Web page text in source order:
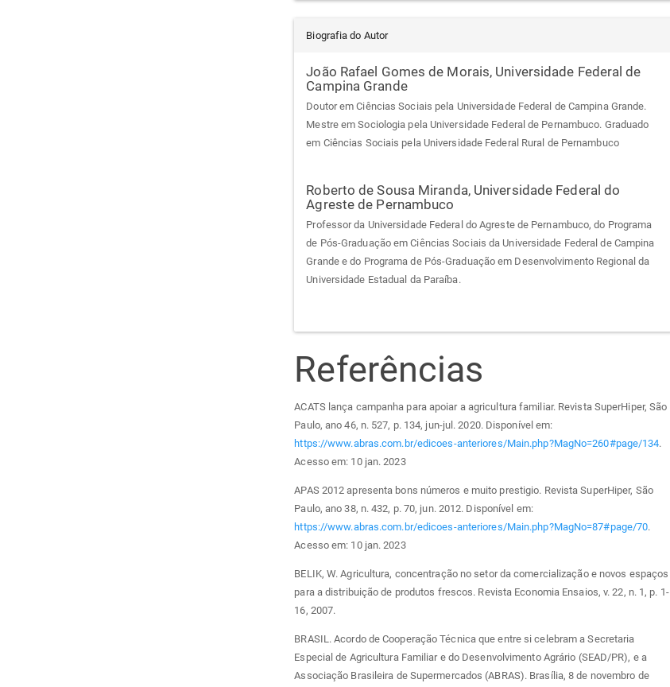
Biografia do Autor
João Rafael Gomes de Morais, Universidade Federal de
Campina Grande
Doutor em Ciências Sociais pela Universidade Federal de Campina Grande.
Mestre em Sociologia pela Universidade Federal de Pernambuco. Graduado
em Ciências Sociais pela Universidade Federal Rural de Pernambuco
Roberto de Sousa Miranda, Universidade Federal do
Agreste de Pernambuco
Professor da Universidade Federal do Agreste de Pernambuco, do Programa
de Pós-Graduação em Ciências Sociais da Universidade Federal de Campina
Grande e do Programa de Pós-Graduação em Desenvolvimento Regional da
Universidade Estadual da Paraíba.
Referências
ACATS lança campanha para apoiar a agricultura familiar. Revista SuperHiper, São
Paulo, ano 46, n. 527, p. 134, jun-jul. 2020. Disponível em:
https://www.abras.com.br/edicoes-anteriores/Main.php?MagNo=260#page/134.
Acesso em: 10 jan. 2023
APAS 2012 apresenta bons números e muito prestigio. Revista SuperHiper, São
Paulo, ano 38, n. 432, p. 70, jun. 2012. Disponível em:
https://www.abras.com.br/edicoes-anteriores/Main.php?MagNo=87#page/70.
Acesso em: 10 jan. 2023
BELIK, W. Agricultura, concentração no setor da comercialização e novos espaços
para a distribuição de produtos frescos. Revista Economia Ensaios, v. 22, n. 1, p. 1-
16, 2007.
BRASIL. Acordo de Cooperação Técnica que entre si celebram a Secretaria
Especial de Agricultura Familiar e do Desenvolvimento Agrário (SEAD/PR), e a
Associação Brasileira de Supermercados (ABRAS). Brasília, 8 de novembro de